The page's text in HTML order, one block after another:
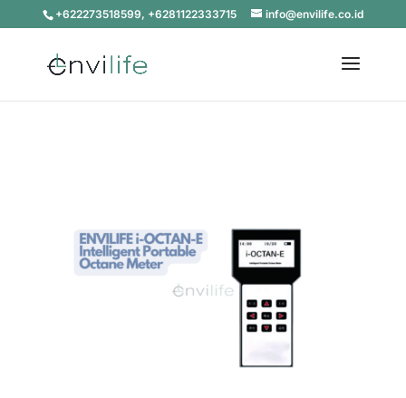
+622273518599, +6281122333715 info@envilife.co.id